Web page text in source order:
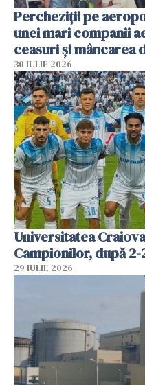
Percheziții pe
unei mari companii
ceasuri și mâncarea
30 IULIE 2026
Universitatea
Campionilor, după
29 IULIE 2026